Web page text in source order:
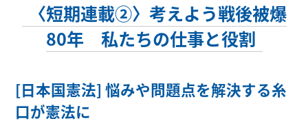
〈短期連載②〉考えよう戦後被爆
80年 私たちの仕事と役割
[日本国憲法] 悩みや問題点を解決する糸
口が憲法に